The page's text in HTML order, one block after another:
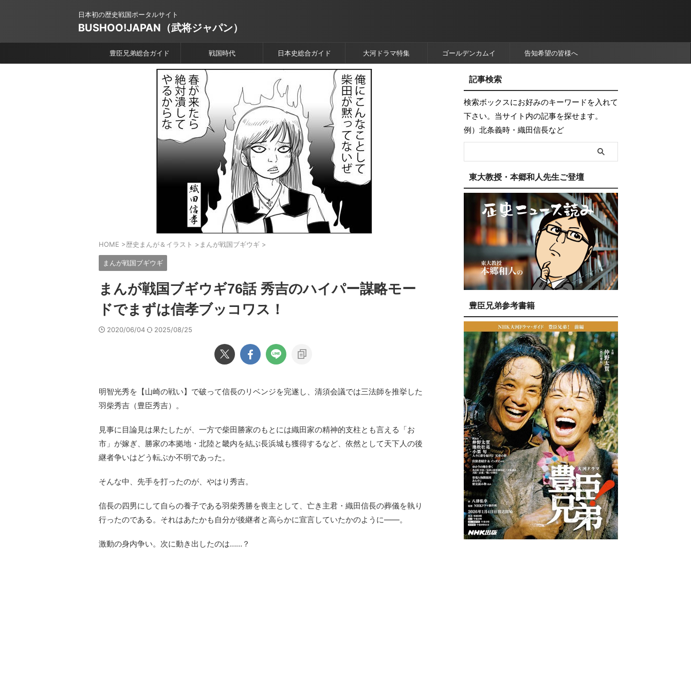
日本初の歴史戦国ポータルサイト
BUSHOO!JAPAN（武将ジャパン）
豊臣兄弟総合ガイド 戦国時代 日本史総合ガイド 大河ドラマ特集 ゴールデンカムイ 告知希望の皆様へ
HOME >歴史まんが＆イラスト > まんが戦国ブギウギ >
まんが戦国ブギウギ
まんが戦国ブギウギ76話 秀吉のハイパー謀略モー
ドでまずは信孝ブッコワス！
2020/06/04 2025/08/25
明智光秀を【山崎の戦い】で破って信長のリベンジを完遂し、清須会議では三法師を推挙した
羽柴秀吉（豊臣秀吉）。
見事に目論見は果たしたが、一方で柴田勝家のもとには織田家の精神的支柱とも言える「お
市」が嫁ぎ、勝家の本拠地・北陸と畿内を結ぶ長浜城も獲得するなど、依然として天下人の後
継者争いはどう転ぶか不明であった。
そんな中、先手を打ったのが、やはり秀吉。
信長の四男にして自らの養子である羽柴秀勝を喪主として、亡き主君・織田信長の葬儀を執り
行ったのである。それはあたかも自分が後継者と高らかに宣言していたかのように――。
激動の身内争い。次に動き出したのは……？
記事検索
検索ボックスにお好みのキーワードを入れて
下さい。当サイト内の記事を探せます。
例）北条義時・織田信長など
東大教授・本郷和人先生ご登壇
豊臣兄弟参考書籍